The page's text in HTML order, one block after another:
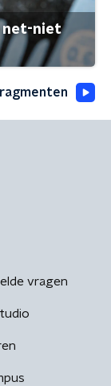
net-niet
vragen